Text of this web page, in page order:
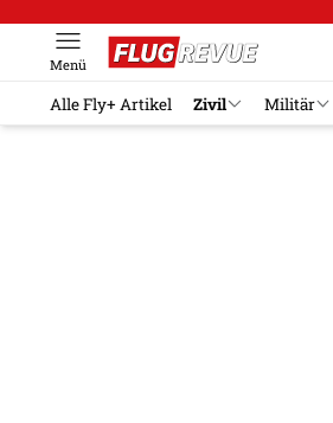
Menü
Alle Fly+ Artikel Zivil Militär